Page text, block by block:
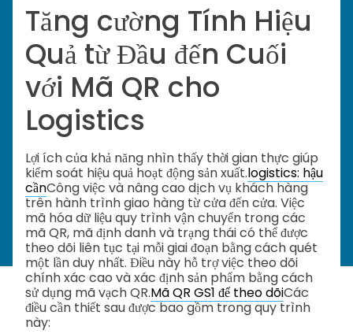
Tăng cường Tính Hiệu
Quả từ Đầu đến Cuối
với Mã QR cho
Logistics
Lợi ích của khả năng nhìn thấy thời gian thực giúp
kiểm soát hiệu quả hoạt động sản xuất.logistics: hậu
cầnCông việc và nâng cao dịch vụ khách hàng
trên hành trình giao hàng từ cửa đến cửa. Việc
mã hóa dữ liệu quy trình vận chuyển trong các
mã QR, mã định danh và trạng thái có thể được
theo dõi liên tục tại mỗi giai đoạn bằng cách quét
một lần duy nhất. Điều này hỗ trợ việc theo dõi
chính xác cao và xác định sản phẩm bằng cách
sử dụng mã vạch QR.Mã QR GS1 để theo dõiCác
điều cần thiết sau được bao gồm trong quy trình
này: